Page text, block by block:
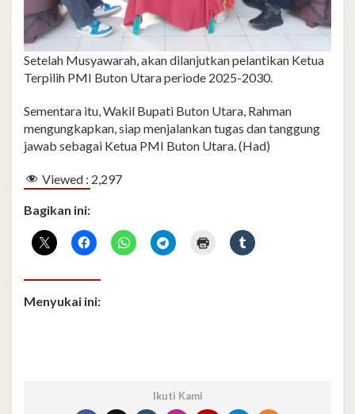
Setelah Musyawarah, akan dilanjutkan pelantikan Ketua
Terpilih PMI Buton Utara periode 2025-2030.
Sementara itu, Wakil Bupati Buton Utara, Rahman
mengungkapkan, siap menjalankan tugas dan tanggung
jawab sebagai Ketua PMI Buton Utara. (Had)
Viewed : 2,297
Bagikan ini:
Menyukai ini:
Ikuti Kami